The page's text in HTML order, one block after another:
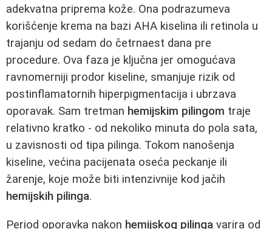
adekvatna priprema kože. Ona podrazumeva
korišćenje krema na bazi AHA kiselina ili retinola u
trajanju od sedam do četrnaest dana pre
procedure. Ova faza je ključna jer omogućava
ravnomerniji prodor kiseline, smanjuje rizik od
postinflamatornih hiperpigmentacija i ubrzava
oporavak. Sam tretman hemijskim pilingom traje
relativno kratko - od nekoliko minuta do pola sata,
u zavisnosti od tipa pilinga. Tokom nanošenja
kiseline, većina pacijenata oseća peckanje ili
žarenje, koje može biti intenzivnije kod jačih
hemijskih pilinga.
Period oporavka nakon hemijskog pilinga varira od